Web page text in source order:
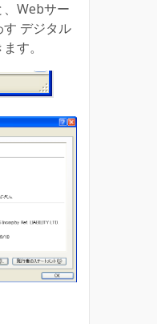
、Webサー
デジタル
す。